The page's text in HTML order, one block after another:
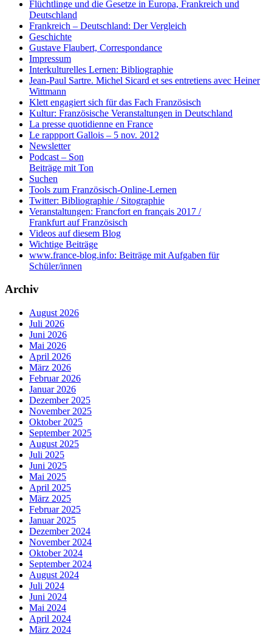
Flüchtlinge und die Gesetze in Europa, Frankreich und
Deutschland
Frankreich – Deutschland: Der Vergleich
Geschichte
Gustave Flaubert, Correspondance
Impressum
Interkulturelles Lernen: Bibliographie
Jean-Paul Sartre. Michel Sicard et ses entretiens avec Heiner
Wittmann
Klett engagiert sich für das Fach Französisch
Kultur: Französische Veranstaltungen in Deutschland
La presse quotidienne en France
Le rappport Gallois – 5 nov. 2012
Newsletter
Podcast – Son
Beiträge mit Ton
Suchen
Tools zum Französisch-Online-Lernen
Twitter: Bibliographie / Sitographie
Veranstaltungen: Francfort en français 2017 /
Frankfurt auf Französisch
Videos auf diesem Blog
Wichtige Beiträge
www.france-blog.info: Beiträge mit Aufgaben für
Schüler/innen
Archiv
August 2026
Juli 2026
Juni 2026
Mai 2026
April 2026
März 2026
Februar 2026
Januar 2026
Dezember 2025
November 2025
Oktober 2025
September 2025
August 2025
Juli 2025
Juni 2025
Mai 2025
April 2025
März 2025
Februar 2025
Januar 2025
Dezember 2024
November 2024
Oktober 2024
September 2024
August 2024
Juli 2024
Juni 2024
Mai 2024
April 2024
März 2024